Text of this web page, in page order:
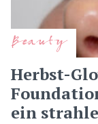
Beauty
Herbst-
ein